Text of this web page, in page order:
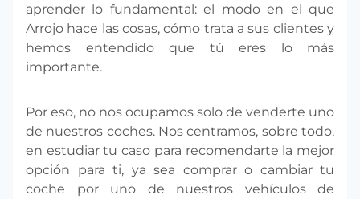
aprender lo fundamental: el modo en el que
Arrojo hace las cosas, cómo trata a sus clientes y
hemos entendido que tú eres lo más
importante.
Por eso, no nos ocupamos solo de venderte uno
de nuestros coches. Nos centramos, sobre todo,
en estudiar tu caso para recomendarte la mejor
opción para ti, ya sea comprar o cambiar tu
coche por uno de nuestros vehículos de